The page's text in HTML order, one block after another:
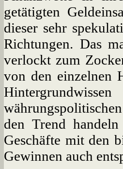
getätigten
dieser sehr
Richtungen. Das
verlockt zum
von den einzelnen
den Trend
Geschäfte mit den
Gewinnen auch